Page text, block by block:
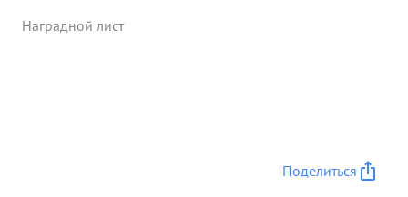
Наградной лист
Поделиться